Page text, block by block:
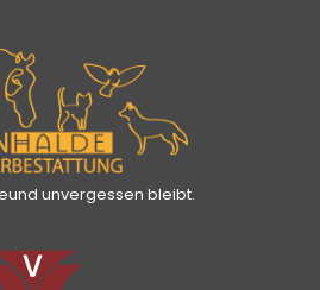
unvergessen bleibt.